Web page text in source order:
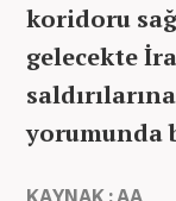
koridoru
gelecekte
yorumunda
KAYNAK : AA